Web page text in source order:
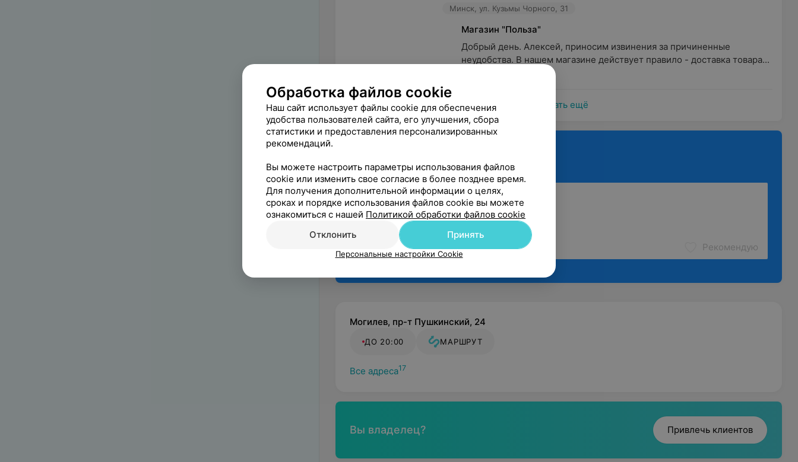
Минск, ул. Кузьмы Чорного, 31
Магазин "Польза"
Добрый день. Алексей, приносим извинения за причиненные
неудобства. В нашем магазине действует правило - доставка товара...
Показать ещё
мнением
Рекомендую
Могилев, пр-т Пушкинский, 24
ДО 20:00 МАРШРУТ
Все адреса17
Вы владелец? Привлечь клиентов
Обработка файлов cookie
Наш сайт использует файлы cookie для обеспечения
удобства пользователей сайта, его улучшения, сбора
статистики и предоставления персонализированных
рекомендаций.
Вы можете настроить параметры использования файлов
cookie или изменить свое согласие в более позднее время.
Для получения дополнительной информации о целях,
сроках и порядке использования файлов cookie вы можете
ознакомиться с нашей Политикой обработки файлов cookie
Отклонить
Принять
Персональные настройки Cookie